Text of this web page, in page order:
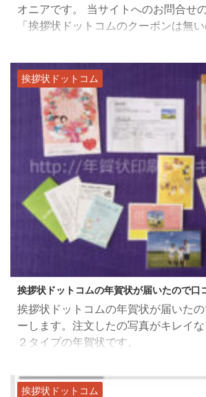
オニアです。 当サイトへのお問合せ
「挨拶状ドットコムのクーポンは無
コードをプレゼントします！！ 当サ
ットコムの年賀状を注文される方限定
コムのクーポンコードを差し上げま
ドを利用されると早割キャンペーンの
に330円割引きに ...
挨拶状ドットコム
挨拶状ドットコムの年賀状が届いたので口
挨拶状ドットコムの年賀状が届いた
ーします。注文したの写真がキレイ
２タイプの年賀状です。
挨拶状ドットコム